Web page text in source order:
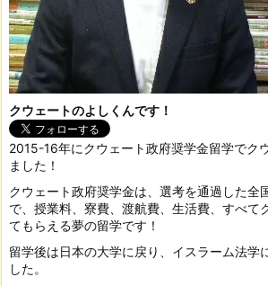
クウェートのよしくんです！
2015-16年にクウェート政府奨学金留学でク
ました！
クウェート政府奨学金は、選考を通過した全
で、授業料、寮費、渡航費、生活費、すべて
てもらえる夢の留学です！
留学後は日本の大学に戻り、イスラーム法学
した。